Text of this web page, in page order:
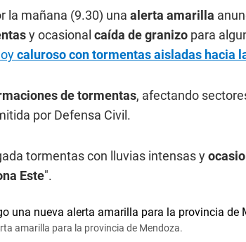
la mañana (9.30) una alerta amarilla
y ocasional caída de granizo para
caluroso con tormentas aisladas hacia
de tormentas, afectando
por Defensa Civil.
tormentas con lluvias intensas y
Este".
amarilla para la provincia de Mendoza.